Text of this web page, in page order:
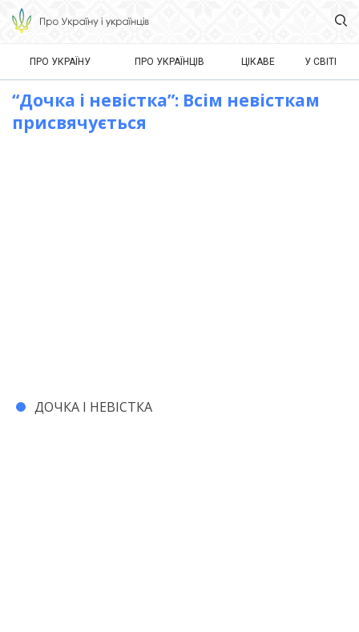
ПРО УКРАЇНУ ПРО УКРАЇНЦІВ ЦІКАВЕ У СВІТІ
“Дочка і невістка”: Всім невісткам
присвячується
ДОЧКА І НЕВІСТКА